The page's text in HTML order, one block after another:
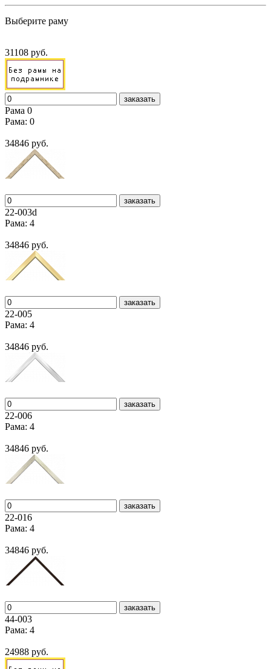
Выберите раму
31108 руб.
заказать
Рама 0
Рама: 0
34846 руб.
заказать
22-003d
Рама: 4
34846 руб.
заказать
22-005
Рама: 4
34846 руб.
заказать
22-006
Рама: 4
34846 руб.
заказать
22-016
Рама: 4
34846 руб.
заказать
44-003
Рама: 4
24988 руб.